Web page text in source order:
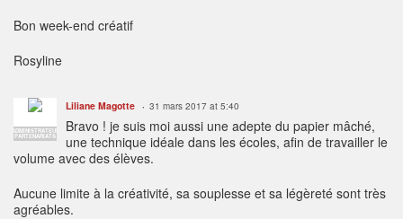
Bon week-end créatif
Rosyline
ADMINISTRATEUR
PARTENARIATS
Liliane Magotte 31 mars 2017 at 5:40
Bravo ! je suis moi aussi une adepte du papier mâché,
une technique idéale dans les écoles, afin de travailler le
volume avec des élèves.
Aucune limite à la créativité, sa souplesse et sa légèreté sont très
agréables.